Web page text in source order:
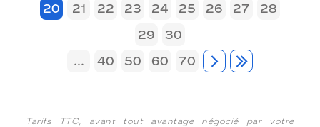
20
21 22 23 24 25 26 27
28
29
30
...
40 50 60 70
Tarifs TTC, avant tout avantage négocié par votre